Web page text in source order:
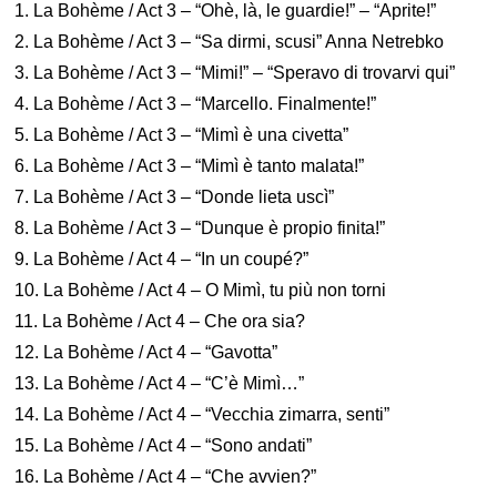
1. La Bohème / Act 3 – “Ohè, là, le guardie!” – “Aprite!”
2. La Bohème / Act 3 – “Sa dirmi, scusi” Anna Netrebko
3. La Bohème / Act 3 – “Mimi!” – “Speravo di trovarvi qui”
4. La Bohème / Act 3 – “Marcello. Finalmente!”
5. La Bohème / Act 3 – “Mimì è una civetta”
6. La Bohème / Act 3 – “Mimì è tanto malata!”
7. La Bohème / Act 3 – “Donde lieta uscì”
8. La Bohème / Act 3 – “Dunque è propio finita!”
9. La Bohème / Act 4 – “In un coupé?”
10. La Bohème / Act 4 – O Mimì, tu più non torni
11. La Bohème / Act 4 – Che ora sia?
12. La Bohème / Act 4 – “Gavotta”
13. La Bohème / Act 4 – “C’è Mimì…”
14. La Bohème / Act 4 – “Vecchia zimarra, senti”
15. La Bohème / Act 4 – “Sono andati”
16. La Bohème / Act 4 – “Che avvien?”